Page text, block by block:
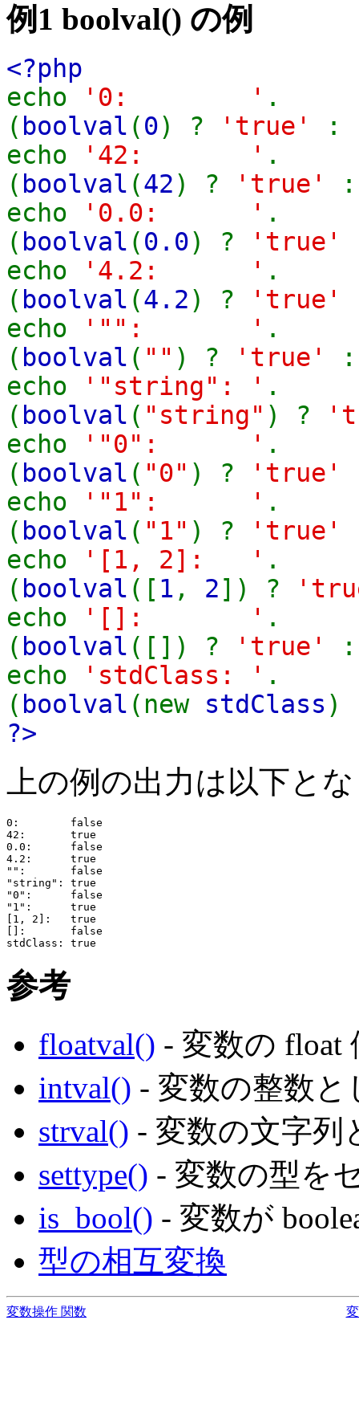
例1 boolval() の例
<?php
echo
'0: ' .
( boolval (0) ? 'true' :
echo
'42: ' .
( boolval (42) ? 'true'
echo
'0.0: ' .
( boolval (0.0) ? 'true'
echo
'4.2: ' .
( boolval (4.2) ? 'true'
echo
'"": ' .
( boolval ( "" ) ? 'true'
echo
'"string": ' .
( boolval ( "string" ) ?
echo
'"0": ' .
( boolval ( "0" ) ? 'true'
echo
'"1": ' .
( boolval ( "1" ) ? 'true'
echo
'[1, 2]: ' .
( boolval ([ 1 , 2]) ?
echo
'[]: ' .
( boolval ([]) ? 'true'
echo
'stdClass: ' .
( boolval (new stdClass )
?>
上の例の出力は以下と
0:        false
42:       true
0.0:      false
4.2:      true
"":       false
"string": true
"0":      false
"1":      true
[1, 2]:   true
[]:       false
参考
floatval() - 変数の float
intval() - 変数の整数
strval() - 変数の文字列
settype() - 変数の型を
is_bool() - 変数が
型の相互変換
変数操作 関数